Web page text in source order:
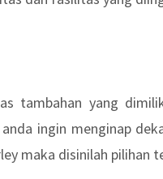
tambahan yang
ingin menginap
maka disinilah pilihan